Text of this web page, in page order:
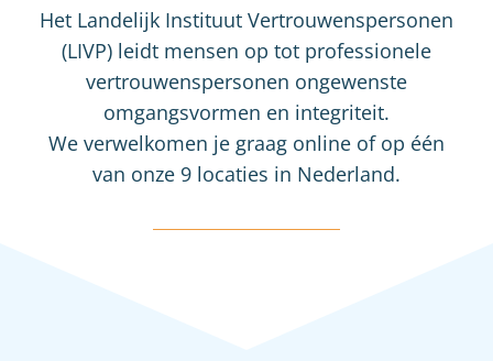
Het Landelijk Instituut Vertrouwenspersonen
(LIVP) leidt mensen op tot professionele
vertrouwenspersonen ongewenste
omgangsvormen en integriteit.
We verwelkomen je graag online of op één
van onze 9 locaties in Nederland.